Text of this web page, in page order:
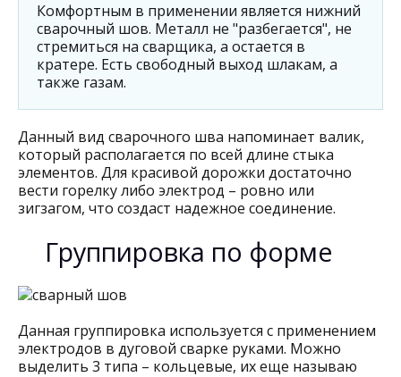
Комфортным в применении является нижний
сварочный шов. Металл не "разбегается", не
стремиться на сварщика, а остается в
кратере. Есть свободный выход шлакам, а
также газам.
Данный вид сварочного шва напоминает валик,
который располагается по всей длине стыка
элементов. Для красивой дорожки достаточно
вести горелку либо электрод – ровно или
зигзагом, что создаст надежное соединение.
Группировка по форме
Данная группировка используется с применением
электродов в дуговой сварке руками. Можно
выделить 3 типа – кольцевые, их еще называю